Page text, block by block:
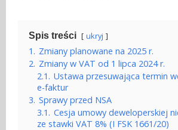
Spis treści ukryj
1. Zmiany planowane na 2025 r.
2. Zmiany w VAT od 1 lipca 2024 r.
2.1. Ustawa przesuwająca termin
e-faktur
3. Sprawy przed NSA
3.1. Cesja umowy deweloperskiej
ze stawki VAT 8% (I FSK 1661/20)